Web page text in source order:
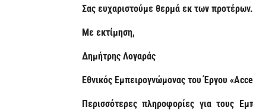
Σας ευχαριστούμε θερμά εκ των προτέρων.
Με εκτίμηση,
Δημήτρης Λογαράς
Εθνικός Εμπειρογνώμονας του Έργου
Περισσότερες πληροφορίες για τους